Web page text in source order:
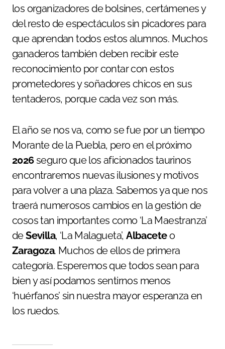
los organizadores de bolsines, certámenes y
del resto de espectáculos sin picadores para
que aprendan todos estos alumnos. Muchos
ganaderos también deben recibir este
reconocimiento por contar con estos
prometedores y soñadores chicos en sus
tentaderos, porque cada vez son más.
El año se nos va, como se fue por un tiempo
Morante de la Puebla, pero en el próximo
2026seguro que los aficionados taurinos
encontraremos nuevas ilusiones y motivos
para volver a una plaza. Sabemos ya que nos
traerá numerosos cambios en la gestión de
cosos tan importantes como ‘La Maestranza’
deSevilla, ‘La Malagueta’,Albaceteo
Zaragoza. Muchos de ellos de primera
categoría. Esperemos que todos sean para
bien y así podamos sentirnos menos
‘huérfanos’ sin nuestra mayor esperanza en
los ruedos.